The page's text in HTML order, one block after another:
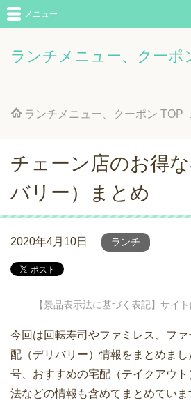
ランチメニュー、クーポ
メニュー
ランチメニュー、クーポン TOP
チェーン店のお得
バリー）まとめ
2020年4月10日 ランチ
【景品表示法に基づく表記】サイ
今回は回転寿司やファミレス、フ
配（デリバリー）情報をまとめま
号、おすすめの宅配（テイクアウ
法などの情報も含めてまとめていま